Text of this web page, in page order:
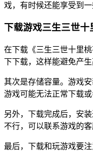
戏，有时候还能享受到一
下载游戏三生三世
在下载《三生三世十里
下下载，这样能避免产生
其次是存储容量。游戏
游戏可能无法正常下载或
另外，下载完成后，安
不行，可以联系游戏的
最后，下载和玩游戏要